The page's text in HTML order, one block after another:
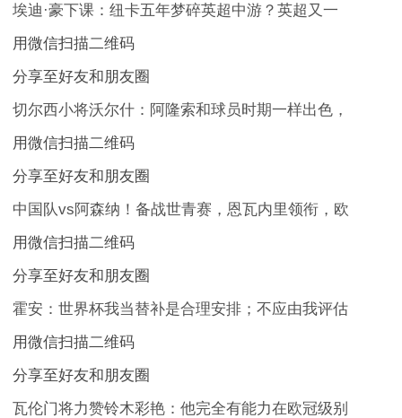
埃迪·豪下课：纽卡五年梦碎英超中游？英超又一
用微信扫描二维码
分享至好友和朋友圈
切尔西小将沃尔什：阿隆索和球员时期一样出色，
用微信扫描二维码
分享至好友和朋友圈
中国队vs阿森纳！备战世青赛，恩瓦内里领衔，欧
用微信扫描二维码
分享至好友和朋友圈
霍安：世界杯我当替补是合理安排；不应由我评估
用微信扫描二维码
分享至好友和朋友圈
瓦伦门将力赞铃木彩艳：他完全有能力在欧冠级别